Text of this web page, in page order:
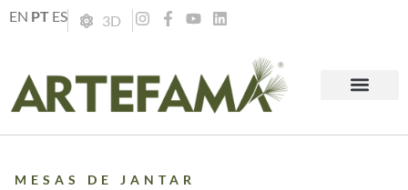
EN PT ES 3D
MESAS DE JANTAR